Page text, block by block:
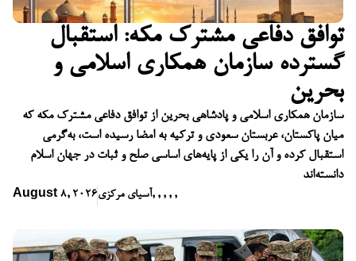
توافق دفاعی مشترک مکه: استقبال
گسترده سازمان همکاری اسلامی و
بحرین
سازمان همکاری اسلامی و پادشاهی بحرین از توافق دفاعی مشترک مکه که
میان پاکستان، عربستان سعودی و ترکیه به امضا رسیده است، به‌گرمی
استقبال کرده و آن را یکی از پایه‌های اساسی صلح و ثبات در جهان اسلام
دانسته‌اند
August 8, 2026آسیای مرکزی, , , , ,